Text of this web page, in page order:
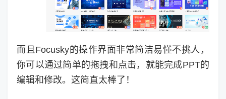
而且Focusky的操作界面非常简洁易懂不挑人，
你可以通过简单的拖拽和点击，就能完成PPT的
编辑和修改。这简直太棒了！